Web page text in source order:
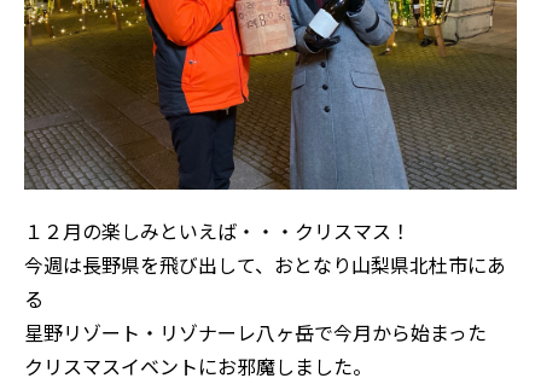
１２月の楽しみといえば・・・クリスマス！
今週は長野県を飛び出して、おとなり山梨県北杜市にあ
る
星野リゾート・リゾナーレ八ヶ岳で今月から始まった
クリスマスイベントにお邪魔しました。